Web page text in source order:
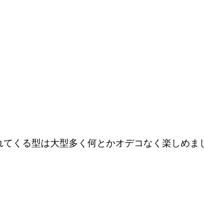
くる型は大型多く何とかオデコなく楽しめま